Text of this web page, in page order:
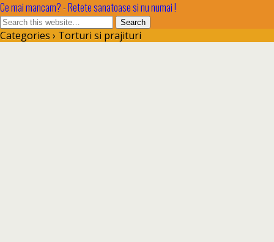
Ce mai mancam? - Retete sanatoase si nu numai !
Categories › Torturi si prajituri